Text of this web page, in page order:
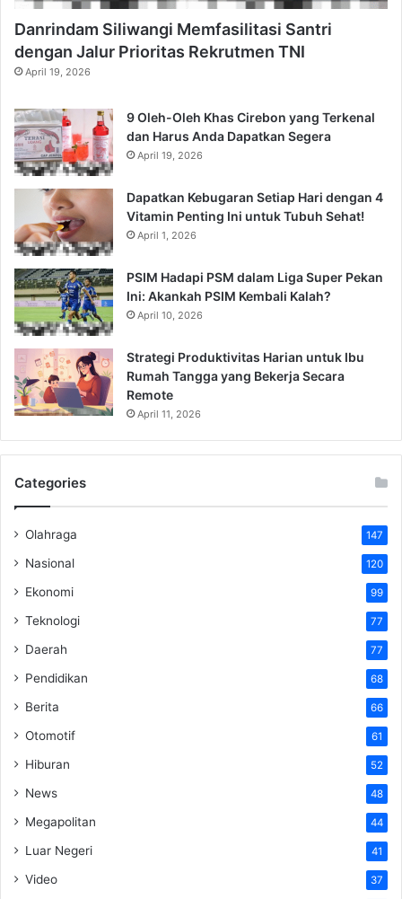
Danrindam Siliwangi Memfasilitasi Santri
dengan Jalur Prioritas Rekrutmen TNI
April 19, 2026
9 Oleh-Oleh Khas Cirebon yang Terkenal
dan Harus Anda Dapatkan Segera
April 19, 2026
Dapatkan Kebugaran Setiap Hari dengan 4
Vitamin Penting Ini untuk Tubuh Sehat!
April 1, 2026
PSIM Hadapi PSM dalam Liga Super Pekan
Ini: Akankah PSIM Kembali Kalah?
April 10, 2026
Strategi Produktivitas Harian untuk Ibu
Rumah Tangga yang Bekerja Secara
Remote
April 11, 2026
Categories
Olahraga 147
Nasional 120
Ekonomi 99
Teknologi 77
Daerah 77
Pendidikan 68
Berita 66
Otomotif 61
Hiburan 52
News 48
Megapolitan 44
Luar Negeri 41
Video 37